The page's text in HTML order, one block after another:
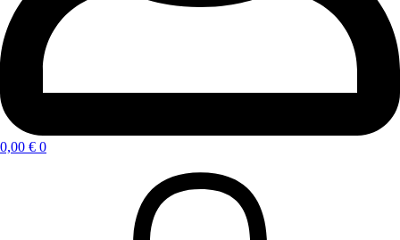
0,00 € 0